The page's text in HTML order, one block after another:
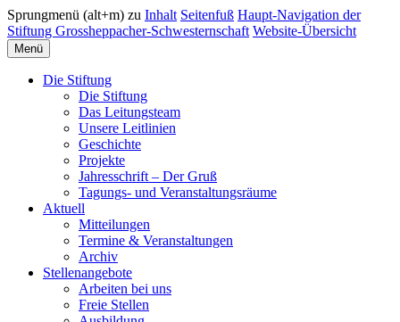
Sprungmenü (alt+m) zu Inhalt Seitenfuß Haupt-Navigation der
Stiftung Grossheppacher-Schwesternschaft Website-Übersicht
Menü
Die Stiftung
Die Stiftung
Das Leitungsteam
Unsere Leitlinien
Geschichte
Projekte
Jahresschrift – Der Gruß
Tagungs- und Veranstaltungsräume
Aktuell
Mitteilungen
Termine & Veranstaltungen
Archiv
Stellenangebote
Arbeiten bei uns
Freie Stellen